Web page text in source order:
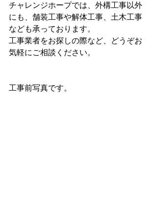
チャレンジホープでは、外構工事以外
にも、舗装工事や解体工事、土木工事
なども承っております。
工事業者をお探しの際など、どうぞお
気軽にご相談ください。
工事前写真です。